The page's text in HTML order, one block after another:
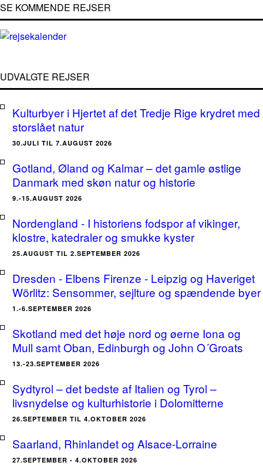
SE KOMMENDE REJSER
UDVALGTE REJSER
Kulturbyer i Hjertet af det Tredje Rige krydret med
storslået natur
30.JULI TIL 7.AUGUST 2026
Gotland, Øland og Kalmar – det gamle østlige
Danmark med skøn natur og historie
9.-15.AUGUST 2026
Nordengland - I historiens fodspor af vikinger,
klostre, katedraler og smukke kyster
25.AUGUST TIL 2.SEPTEMBER 2026
Dresden - Elbens Firenze - Leipzig og Haveriget
Wörlitz: Sensommer, sejlture og spændende byer
1.-6.SEPTEMBER 2026
Skotland med det høje nord og øerne Iona og
Mull samt Oban, Edinburgh og John O´Groats
13.-23.SEPTEMBER 2026
Sydtyrol – det bedste af Italien og Tyrol –
livsnydelse og kulturhistorie i Dolomitterne
26.SEPTEMBER TIL 4.OKTOBER 2026
Saarland, Rhinlandet og Alsace-Lorraine
27.SEPTEMBER - 4.OKTOBER 2026